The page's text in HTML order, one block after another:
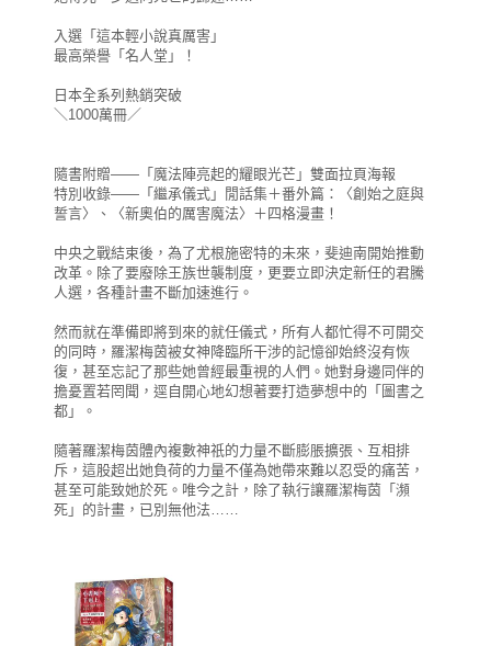
入選「這本輕小說真厲害」
最高榮譽「名人堂」！
日本全系列熱銷突破
＼1000萬冊／
隨書附贈——「魔法陣亮起的耀眼光芒」雙面拉頁海報
特別收錄——「繼承儀式」閒話集＋番外篇：〈創始之庭與
誓言〉、〈新奧伯的厲害魔法〉＋四格漫畫！
中央之戰結束後，為了尤根施密特的未來，斐迪南開始推動
改革。除了要廢除王族世襲制度，更要立即決定新任的君騰
人選，各種計畫不斷加速進行。
然而就在準備即將到來的就任儀式，所有人都忙得不可開交
的同時，羅潔梅茵被女神降臨所干涉的記憶卻始終沒有恢
復，甚至忘記了那些她曾經最重視的人們。她對身邊同伴的
擔憂置若罔聞，逕自開心地幻想著要打造夢想中的「圖書之
都」。
隨著羅潔梅茵體內複數神祇的力量不斷膨脹擴張、互相排
斥，這股超出她負荷的力量不僅為她帶來難以忍受的痛苦，
甚至可能致她於死。唯今之計，除了執行讓羅潔梅茵「瀕
死」的計畫，已別無他法……